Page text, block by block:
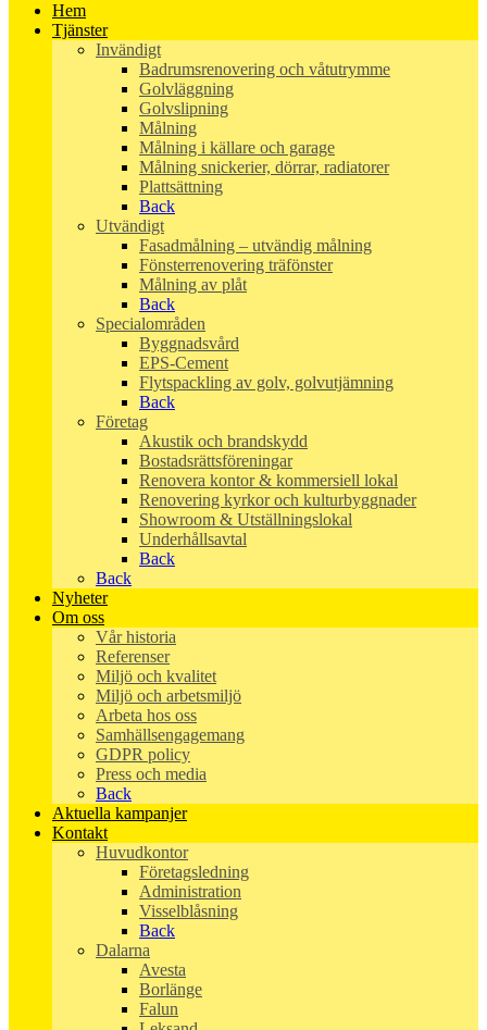
Hem
Tjänster
Invändigt
Badrumsrenovering och våtutrymme
Golvläggning
Golvslipning
Målning
Målning i källare och garage
Målning snickerier, dörrar, radiatorer
Plattsättning
Back
Utvändigt
Fasadmålning – utvändig målning
Fönsterrenovering träfönster
Målning av plåt
Back
Specialområden
Byggnadsvård
EPS-Cement
Flytspackling av golv, golvutjämning
Back
Företag
Akustik och brandskydd
Bostadsrättsföreningar
Renovera kontor & kommersiell lokal
Renovering kyrkor och kulturbyggnader
Showroom & Utställningslokal
Underhållsavtal
Back
Back
Nyheter
Om oss
Vår historia
Referenser
Miljö och kvalitet
Miljö och arbetsmiljö
Arbeta hos oss
Samhällsengagemang
GDPR policy
Press och media
Back
Aktuella kampanjer
Kontakt
Huvudkontor
Företagsledning
Administration
Visselblåsning
Back
Dalarna
Avesta
Borlänge
Falun